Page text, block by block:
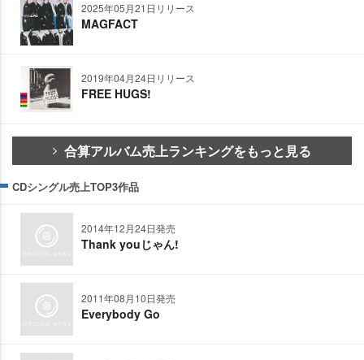
2025年05月21日リリース
MAGFACT
2019年04月24日リリース
FREE HUGS!
合算アルバム売上ランキングをもっと見る
CDシングル売上TOP3作品
2014年12月24日発売
Thank youじゃん!
2011年08月10日発売
Everybody Go